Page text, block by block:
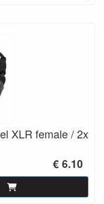
XLR female / 2x
€ 6.10